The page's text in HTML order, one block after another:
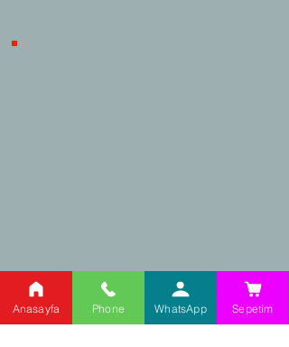
Adres:
Kargo Takip
Anasayfa Phone WhatsApp Sepetim